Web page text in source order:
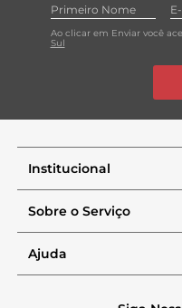
Ao clicar em Enviar você
Sul
Institucional
Sobre o Serviço
Ajuda